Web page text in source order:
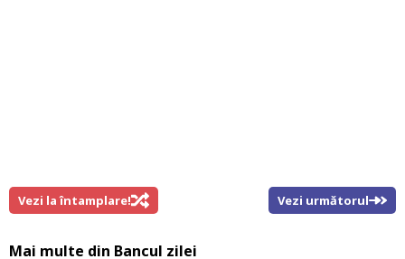
Vezi la întamplare! Vezi următorul
Mai multe din Bancul zilei